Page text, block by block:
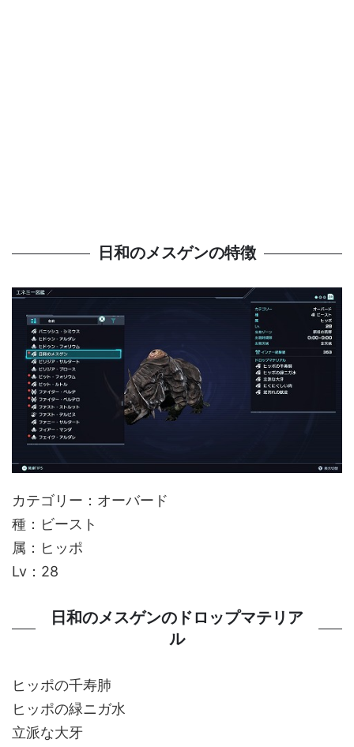
日和のメスゲンの特徴
カテゴリー：オーバード
種：ビースト
属：ヒッポ
Lv：28
日和のメスゲンのドロップマテリア
ル
ヒッポの千寿肺
ヒッポの緑ニガ水
立派な大牙